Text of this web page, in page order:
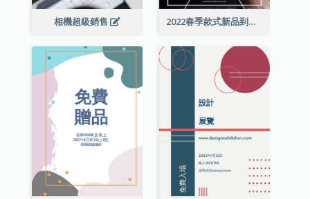
相機超級銷售 2022春季款式新品到店宣傳單張